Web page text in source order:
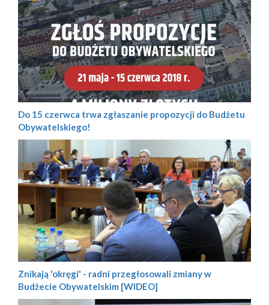
Do 15 czerwca trwa zgłaszanie propozycji do Budżetu
Obywatelskiego!
Znikają 'okręgi' - radni przegłosowali zmiany w
Budżecie Obywatelskim [WIDEO]